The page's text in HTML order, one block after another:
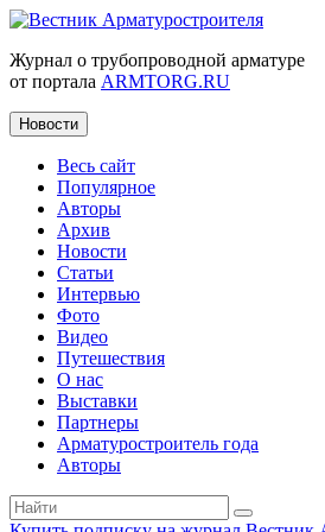
Журнал о трубопроводной арматуре
от портала ARMTORG.RU
Новости
Весь сайт
Популярное
Авторы
Архив
Новости
Статьи
Интервью
Фото
Видео
Путешествия
О нас
Выставки
Партнеры
Арматуростроитель года
Авторы